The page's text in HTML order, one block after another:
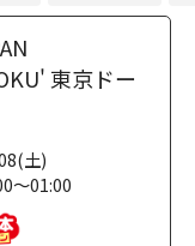
東京ドー
土)
～01:00